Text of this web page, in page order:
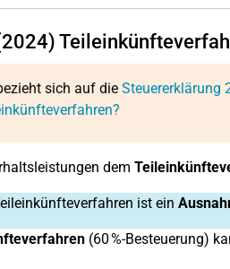
sich auf die Steuererklärung
dem
ist ein
(60 %-Besteuerung)